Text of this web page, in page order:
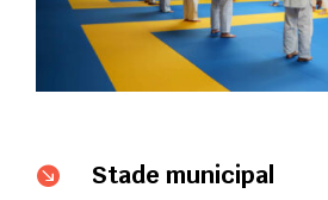
 Stade municipal